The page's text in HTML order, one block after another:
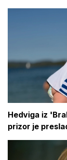
Hedviga iz
prizor je